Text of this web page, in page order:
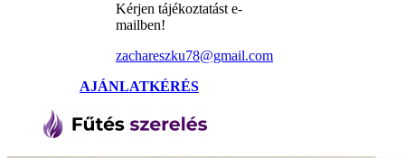
Kérjen tájékoztatást e-
mailben!
zachareszku78@gmail.com
AJÁNLATKÉRÉS